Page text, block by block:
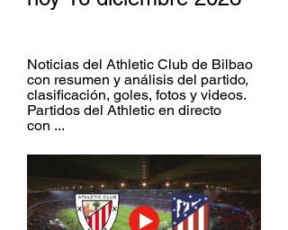
Noticias del Athletic Club de Bilbao
con resumen y análisis del partido,
clasificación, goles, fotos y videos.
Partidos del Athletic en directo
con ...